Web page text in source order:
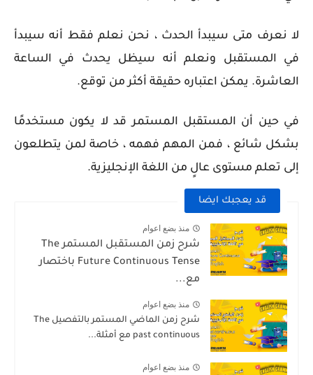
لا نعرف متى سيبدأ الحدث ، نحن نعلم فقط أنه سيبدأ
في المستقبل ونعلم أنه سيظل يحدث في الساعة
العاشرة. يمكن اعتباره حقيقة أكثر من توقع.
في حين أن المستقبل المستمر قد لا يكون مستخدمًا
بشكل شائع ، فمن المهم فهمه ، خاصة لمن يتطلعون
إلى تعلم مستوى عالٍ من اللغة الإنجليزية.
قد يعجبك ايضا
منذ بضع اعوام
شرح زمن المستقبل المستمر The
Future Continuous Tense باختصار
مع...
منذ بضع اعوام
شرح زمن الماضي المستمر بالتفصيل The
past continuous مع أمثلة...
منذ بضع اعوام